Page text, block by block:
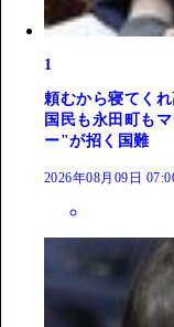
1
頼むから寝てく
国民も永田町も
ー"が招く国難
2026年08月09日